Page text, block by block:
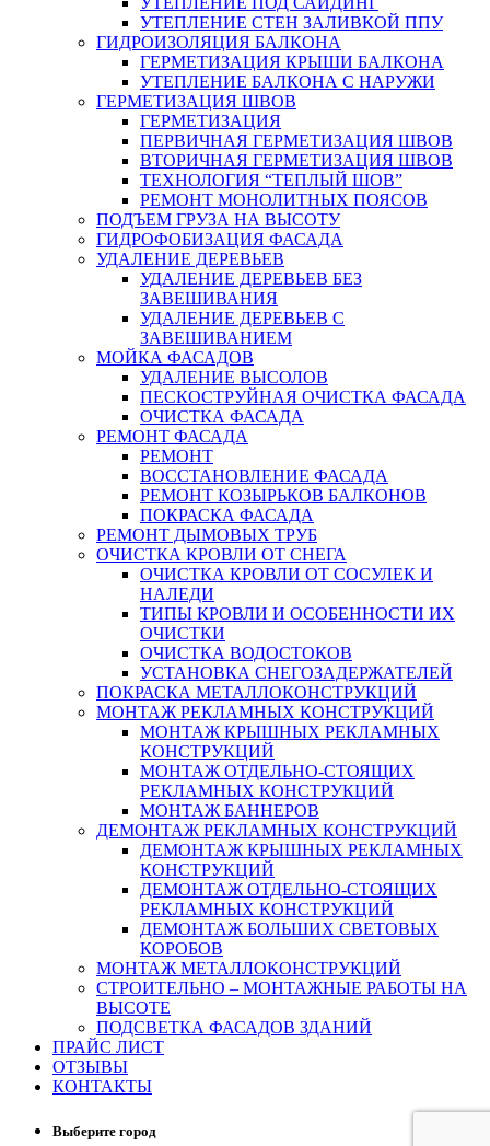
УТЕПЛЕНИЕ СТЕН ЗАЛИВКОЙ ППУ
ГИДРОИЗОЛЯЦИЯ БАЛКОНА
ГЕРМЕТИЗАЦИЯ КРЫШИ БАЛКОНА
УТЕПЛЕНИЕ БАЛКОНА С НАРУЖИ
ГЕРМЕТИЗАЦИЯ ШВОВ
ГЕРМЕТИЗАЦИЯ
ПЕРВИЧНАЯ ГЕРМЕТИЗАЦИЯ ШВОВ
ВТОРИЧНАЯ ГЕРМЕТИЗАЦИЯ ШВОВ
ТЕХНОЛОГИЯ “ТЕПЛЫЙ ШОВ”
РЕМОНТ МОНОЛИТНЫХ ПОЯСОВ
ПОДЪЕМ ГРУЗА НА ВЫСОТУ
ГИДРОФОБИЗАЦИЯ ФАСАДА
УДАЛЕНИЕ ДЕРЕВЬЕВ
УДАЛЕНИЕ ДЕРЕВЬЕВ БЕЗ
ЗАВЕШИВАНИЯ
УДАЛЕНИЕ ДЕРЕВЬЕВ С
ЗАВЕШИВАНИЕМ
МОЙКА ФАСАДОВ
УДАЛЕНИЕ ВЫСОЛОВ
ПЕСКОСТРУЙНАЯ ОЧИСТКА ФАСАДА
ОЧИСТКА ФАСАДА
РЕМОНТ ФАСАДА
РЕМОНТ
ВОССТАНОВЛЕНИЕ ФАСАДА
РЕМОНТ КОЗЫРЬКОВ БАЛКОНОВ
ПОКРАСКА ФАСАДА
РЕМОНТ ДЫМОВЫХ ТРУБ
ОЧИСТКА КРОВЛИ ОТ СНЕГА
ОЧИСТКА КРОВЛИ ОТ СОСУЛЕК И
НАЛЕДИ
ТИПЫ КРОВЛИ И ОСОБЕННОСТИ ИХ
ОЧИСТКИ
ОЧИСТКА ВОДОСТОКОВ
УСТАНОВКА СНЕГОЗАДЕРЖАТЕЛЕЙ
ПОКРАСКА МЕТАЛЛОКОНСТРУКЦИЙ
МОНТАЖ РЕКЛАМНЫХ КОНСТРУКЦИЙ
МОНТАЖ КРЫШНЫХ РЕКЛАМНЫХ
КОНСТРУКЦИЙ
МОНТАЖ ОТДЕЛЬНО-СТОЯЩИХ
РЕКЛАМНЫХ КОНСТРУКЦИЙ
МОНТАЖ БАННЕРОВ
ДЕМОНТАЖ РЕКЛАМНЫХ КОНСТРУКЦИЙ
ДЕМОНТАЖ КРЫШНЫХ РЕКЛАМНЫХ
КОНСТРУКЦИЙ
ДЕМОНТАЖ ОТДЕЛЬНО-СТОЯЩИХ
РЕКЛАМНЫХ КОНСТРУКЦИЙ
ДЕМОНТАЖ БОЛЬШИХ СВЕТОВЫХ
КОРОБОВ
МОНТАЖ МЕТАЛЛОКОНСТРУКЦИЙ
СТРОИТЕЛЬНО – МОНТАЖНЫЕ РАБОТЫ НА
ВЫСОТЕ
ПОДСВЕТКА ФАСАДОВ ЗДАНИЙ
ПРАЙС ЛИСТ
ОТЗЫВЫ
КОНТАКТЫ
Выберите город